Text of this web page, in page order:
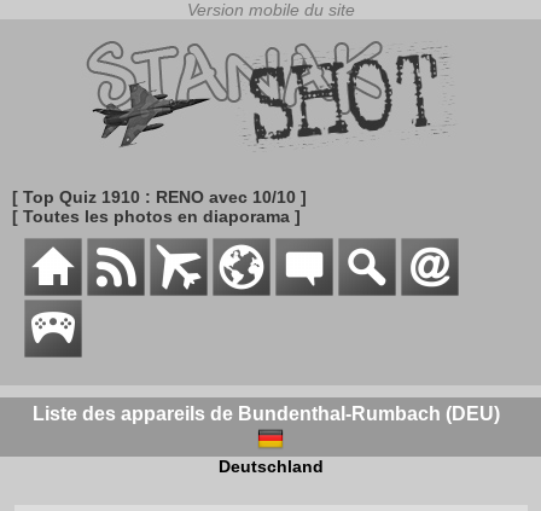
[ Top Quiz 1910 : RENO avec 10/10 ]
[ Toutes les photos en diaporama ]
Liste des appareils de Bundenthal-Rumbach (DEU)
Deutschland